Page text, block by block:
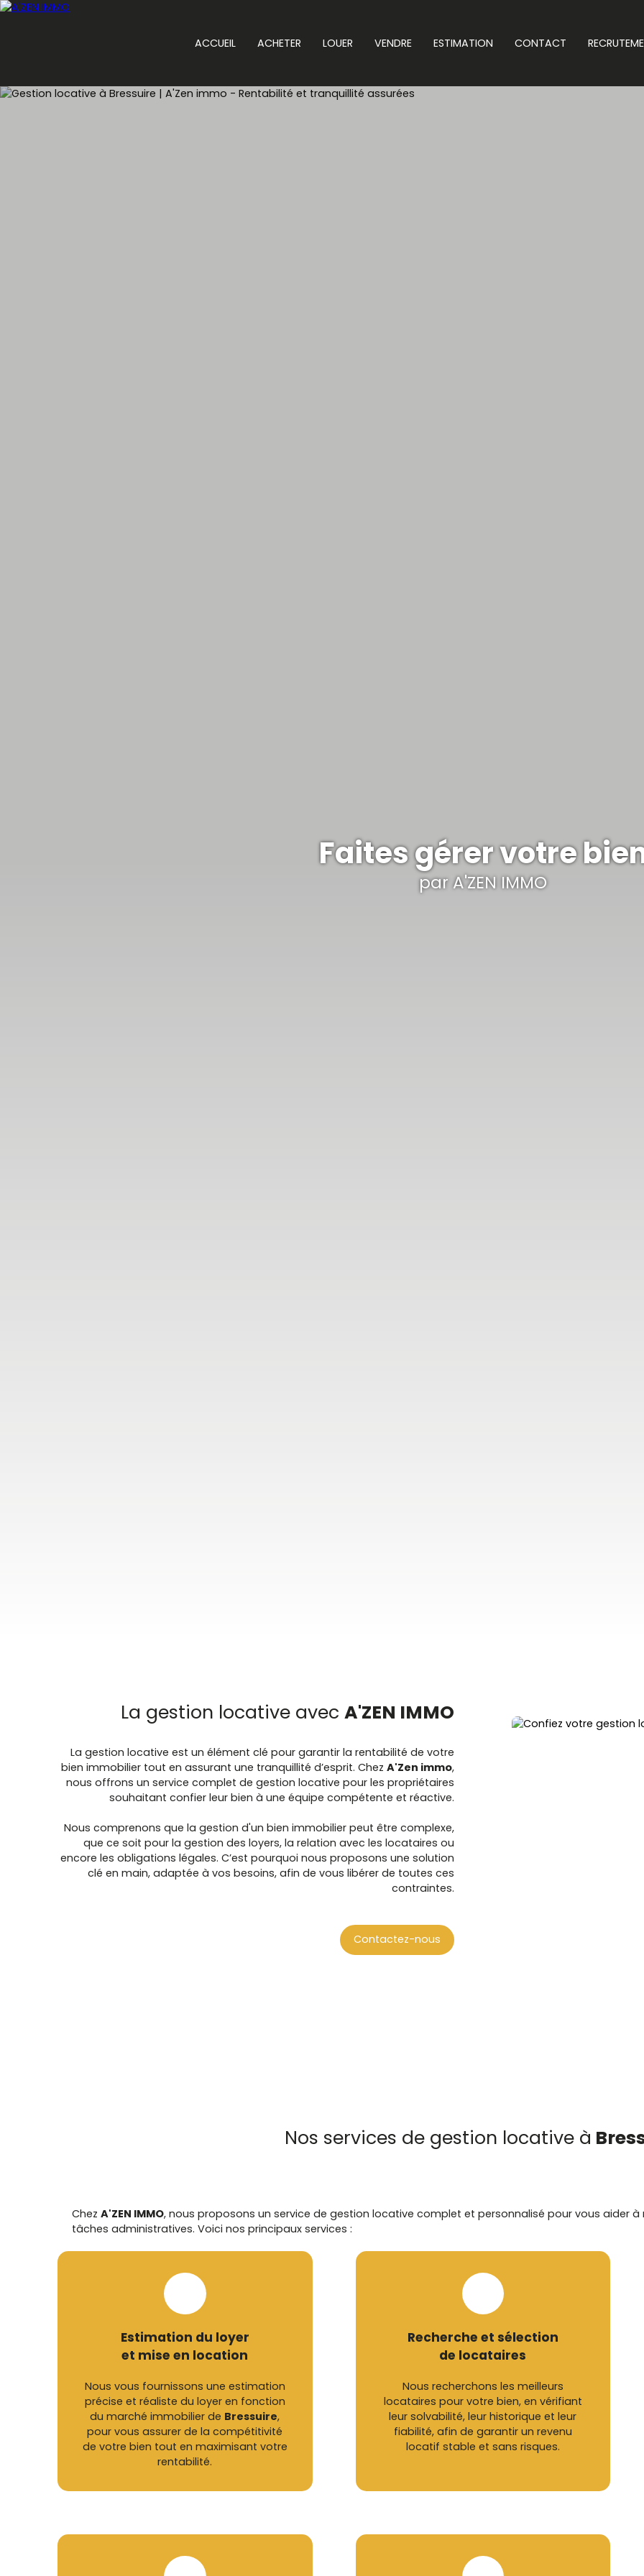
ACCUEIL ACHETER LOUER VENDRE ESTIMATION CONTACT
Faites gérer votre
par A'ZEN IMMO
La gestion locative avec A'ZEN IMMO
La gestion locative est un élément clé pour garantir la rentabilité de votre
bien immobilier tout en assurant une tranquillité d’esprit. Chez A'Zen immo,
nous offrons un service complet de gestion locative pour les propriétaires
souhaitant confier leur bien à une équipe compétente et réactive.
Nous comprenons que la gestion d'un bien immobilier peut être complexe,
que ce soit pour la gestion des loyers, la relation avec les locataires ou
encore les obligations légales. C’est pourquoi nous proposons une solution
clé en main, adaptée à vos besoins, afin de vous libérer de toutes ces
contraintes.
Contactez-nous
Nos services de gestion locative à
Chez A'ZEN IMMO, nous proposons un service de gestion locative complet et personnalisé pour vous aider
tâches administratives. Voici nos principaux services :
Estimation du loyer
et mise en location
Nous vous fournissons une estimation
précise et réaliste du loyer en fonction
du marché immobilier de Bressuire,
pour vous assurer de la compétitivité
de votre bien tout en maximisant votre
rentabilité.
Recherche et sélection
de locataires
Nous recherchons les meilleurs
locataires pour votre bien, en vérifiant
leur solvabilité, leur historique et leur
fiabilité, afin de garantir un revenu
locatif stable et sans risques.